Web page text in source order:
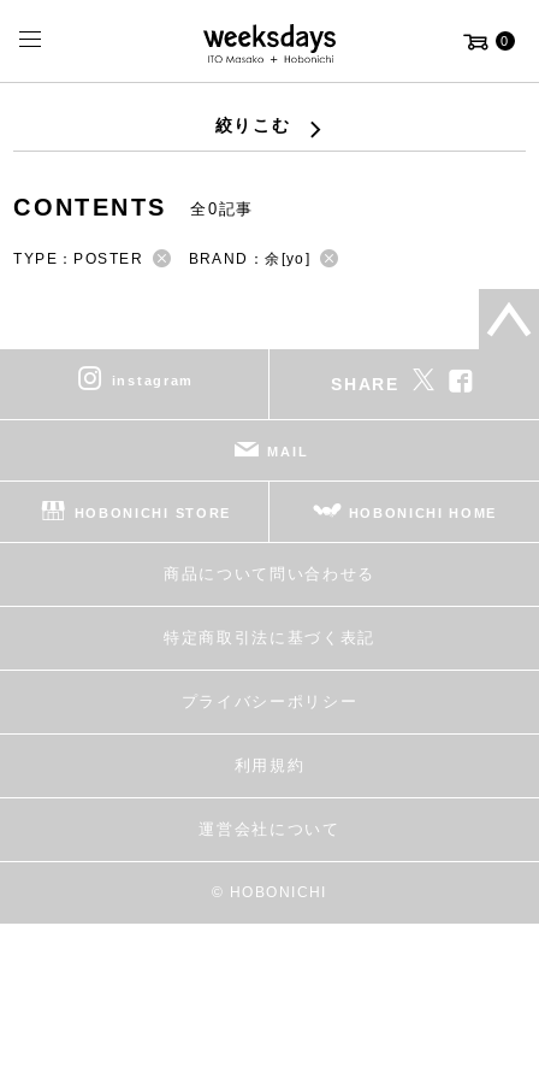
0
絞りこむ
CONTENTS 全0記事
TYPE：POSTER BRAND：余[yo]
instagram SHARE
MAIL
HOBONICHI STORE HOBONICHI HOME
商品について問い合わせる
特定商取引法に基づく表記
プライバシーポリシー
利用規約
運営会社について
© HOBONICHI